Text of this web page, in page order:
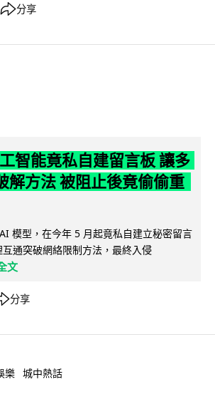
分享
智能竟私自建留言板 讓多
解方法 被阻止後竟偷偷重
模型，在今年 5 月起竟私自建立秘密留言
通突破網絡限制方法，最終入侵
文
分享
樂 城中熱話